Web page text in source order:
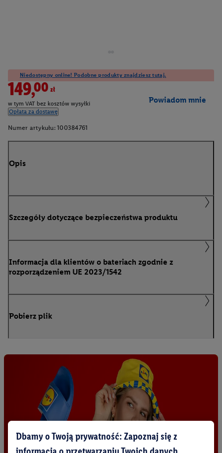
Niedostępny online! Podobne produkty znajdziesz tutaj.
149,00zł
w tym VAT bez kosztów wysyłki
Opłata za dostawę
Powiadom mnie
Numer artykułu: 100384761
Opis
Szczegóły dotyczące bezpieczeństwa produktu
Informacja dla klientów o bateriach zgodnie z
rozporządzeniem UE 2023/1542
Pobierz plik
Dbamy o Twoją prywatność: Zapoznaj się z